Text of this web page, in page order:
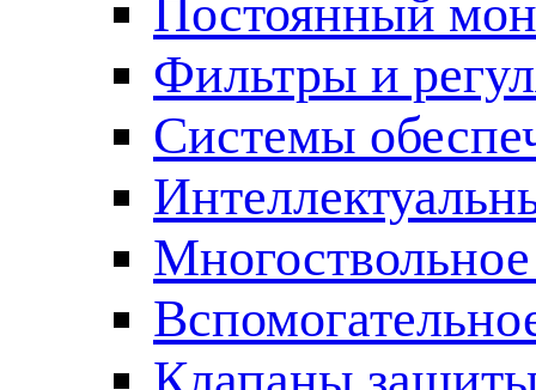
Постоянный
Фильтры и
Cистемы